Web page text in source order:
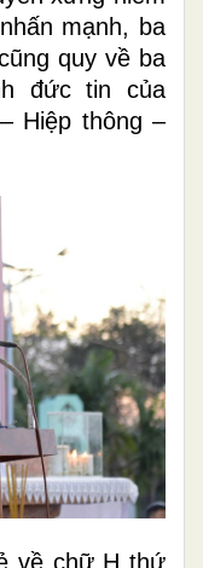
mạnh, ba
quy về ba
đức tin của
Hiệp thông –
về chữ H thứ